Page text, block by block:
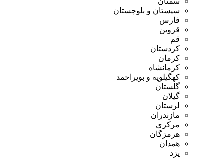
سیستان و بلوچستان
فارس
قزوین
قم
کردستان
کرمان
کرمانشاه
کهگیلویه و بویراحمد
گلستان
گیلان
لرستان
مازندران
مرکزی
هرمزگان
همدان
یزد